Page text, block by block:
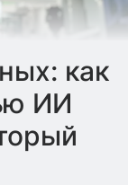
как
ИИ